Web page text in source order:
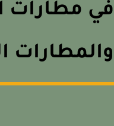
مطارات